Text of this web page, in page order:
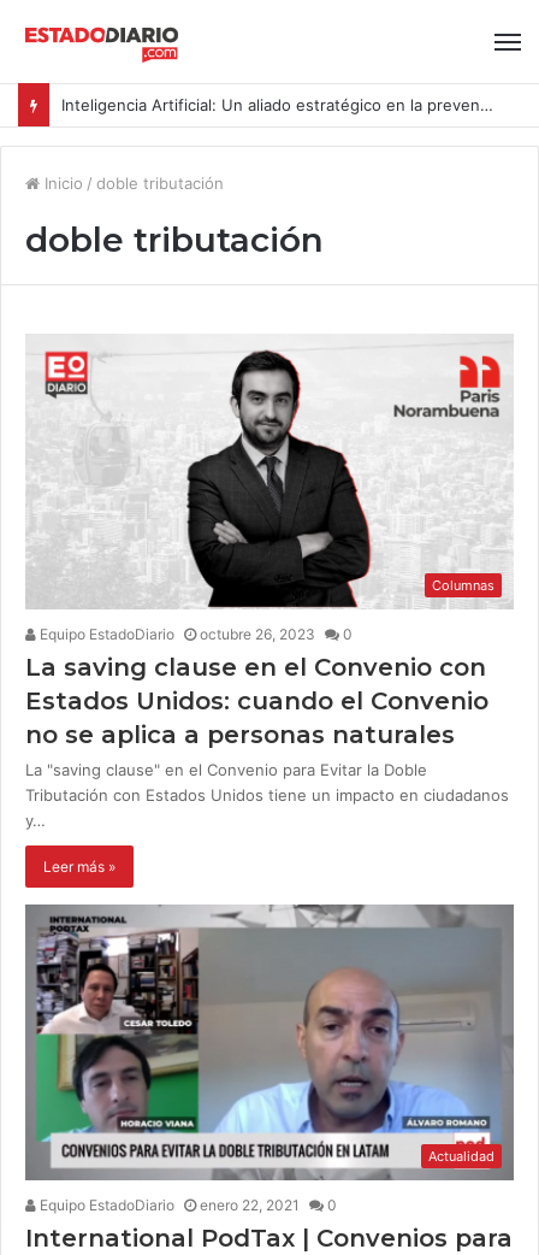
Inteligencia Artificial: Un aliado estratégico en la prevención del acoso y la violencia laboral bajo la Ley Karin
Inicio / doble tributación
doble tributación
Columnas
Equipo EstadoDiario octubre 26, 2023 0
La saving clause en el Convenio con
Estados Unidos: cuando el Convenio
no se aplica a personas naturales
La "saving clause" en el Convenio para Evitar la Doble
Tributación con Estados Unidos tiene un impacto en ciudadanos
y…
Leer más »
Actualidad
Equipo EstadoDiario enero 22, 2021 0
International PodTax | Convenios para